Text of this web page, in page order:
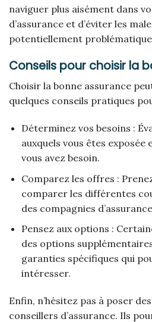
naviguer plus aisément dans
d’assurance et d’éviter les
potentiellement
Conseils pour choisir la
Choisir la bonne assurance
quelques conseils pratiques
Déterminez vos besoins :
auxquels vous êtes
vous avez besoin.
Comparez les offres :
comparer les différentes
des compagnies
Pensez aux options :
des options
garanties spécifiques qui
intéresser.
Enfin, n’hésitez pas à poser
conseillers d’assurance. Ils